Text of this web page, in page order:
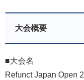
大会概要
■大会名
Refunct Japan Open